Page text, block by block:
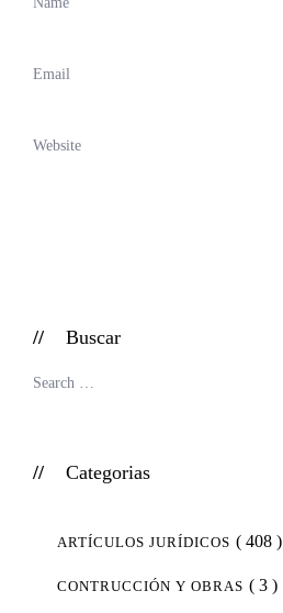
Buscar
Categorias
ARTÍCULOS JURÍDICOS ( 408 )
CONTRUCCIÓN Y OBRAS ( 3 )